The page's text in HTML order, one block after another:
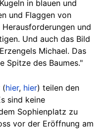
in blauen und
und Flaggen von
und
Und auch das Bild
Michael. Das
Spitze des Baumes."
(hier, hier) teilen den
sind keine
Sophienplatz zu
vor der Eröffnung am